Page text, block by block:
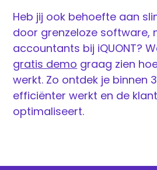
Heb jij ook behoefte aan
door grenzeloze software,
accountants bij iQUONT?
gratis demo graag zien
werkt. Zo ontdek je binnen
efficiënter werkt en de
optimaliseert.